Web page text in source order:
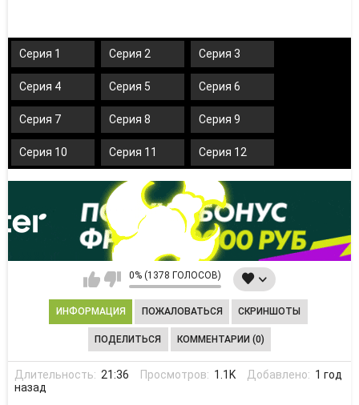
Серия 1 Серия 2 Серия 3
Серия 4 Серия 5 Серия 6
Серия 7 Серия 8 Серия 9
Серия 10 Серия 11 Серия 12
0% (1378 ГОЛОСОВ)
ИНФОРМАЦИЯ ПОЖАЛОВАТЬСЯ СКРИНШОТЫ
ПОДЕЛИТЬСЯ КОММЕНТАРИИ (0)
Длительность: 21:36 Просмотров: 1.1K Добавлено: 1 год
назад